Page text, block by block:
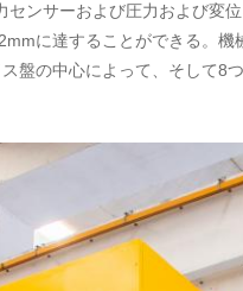
センサーおよび圧力および変
に達することができる。
盤の中心によって、そして8